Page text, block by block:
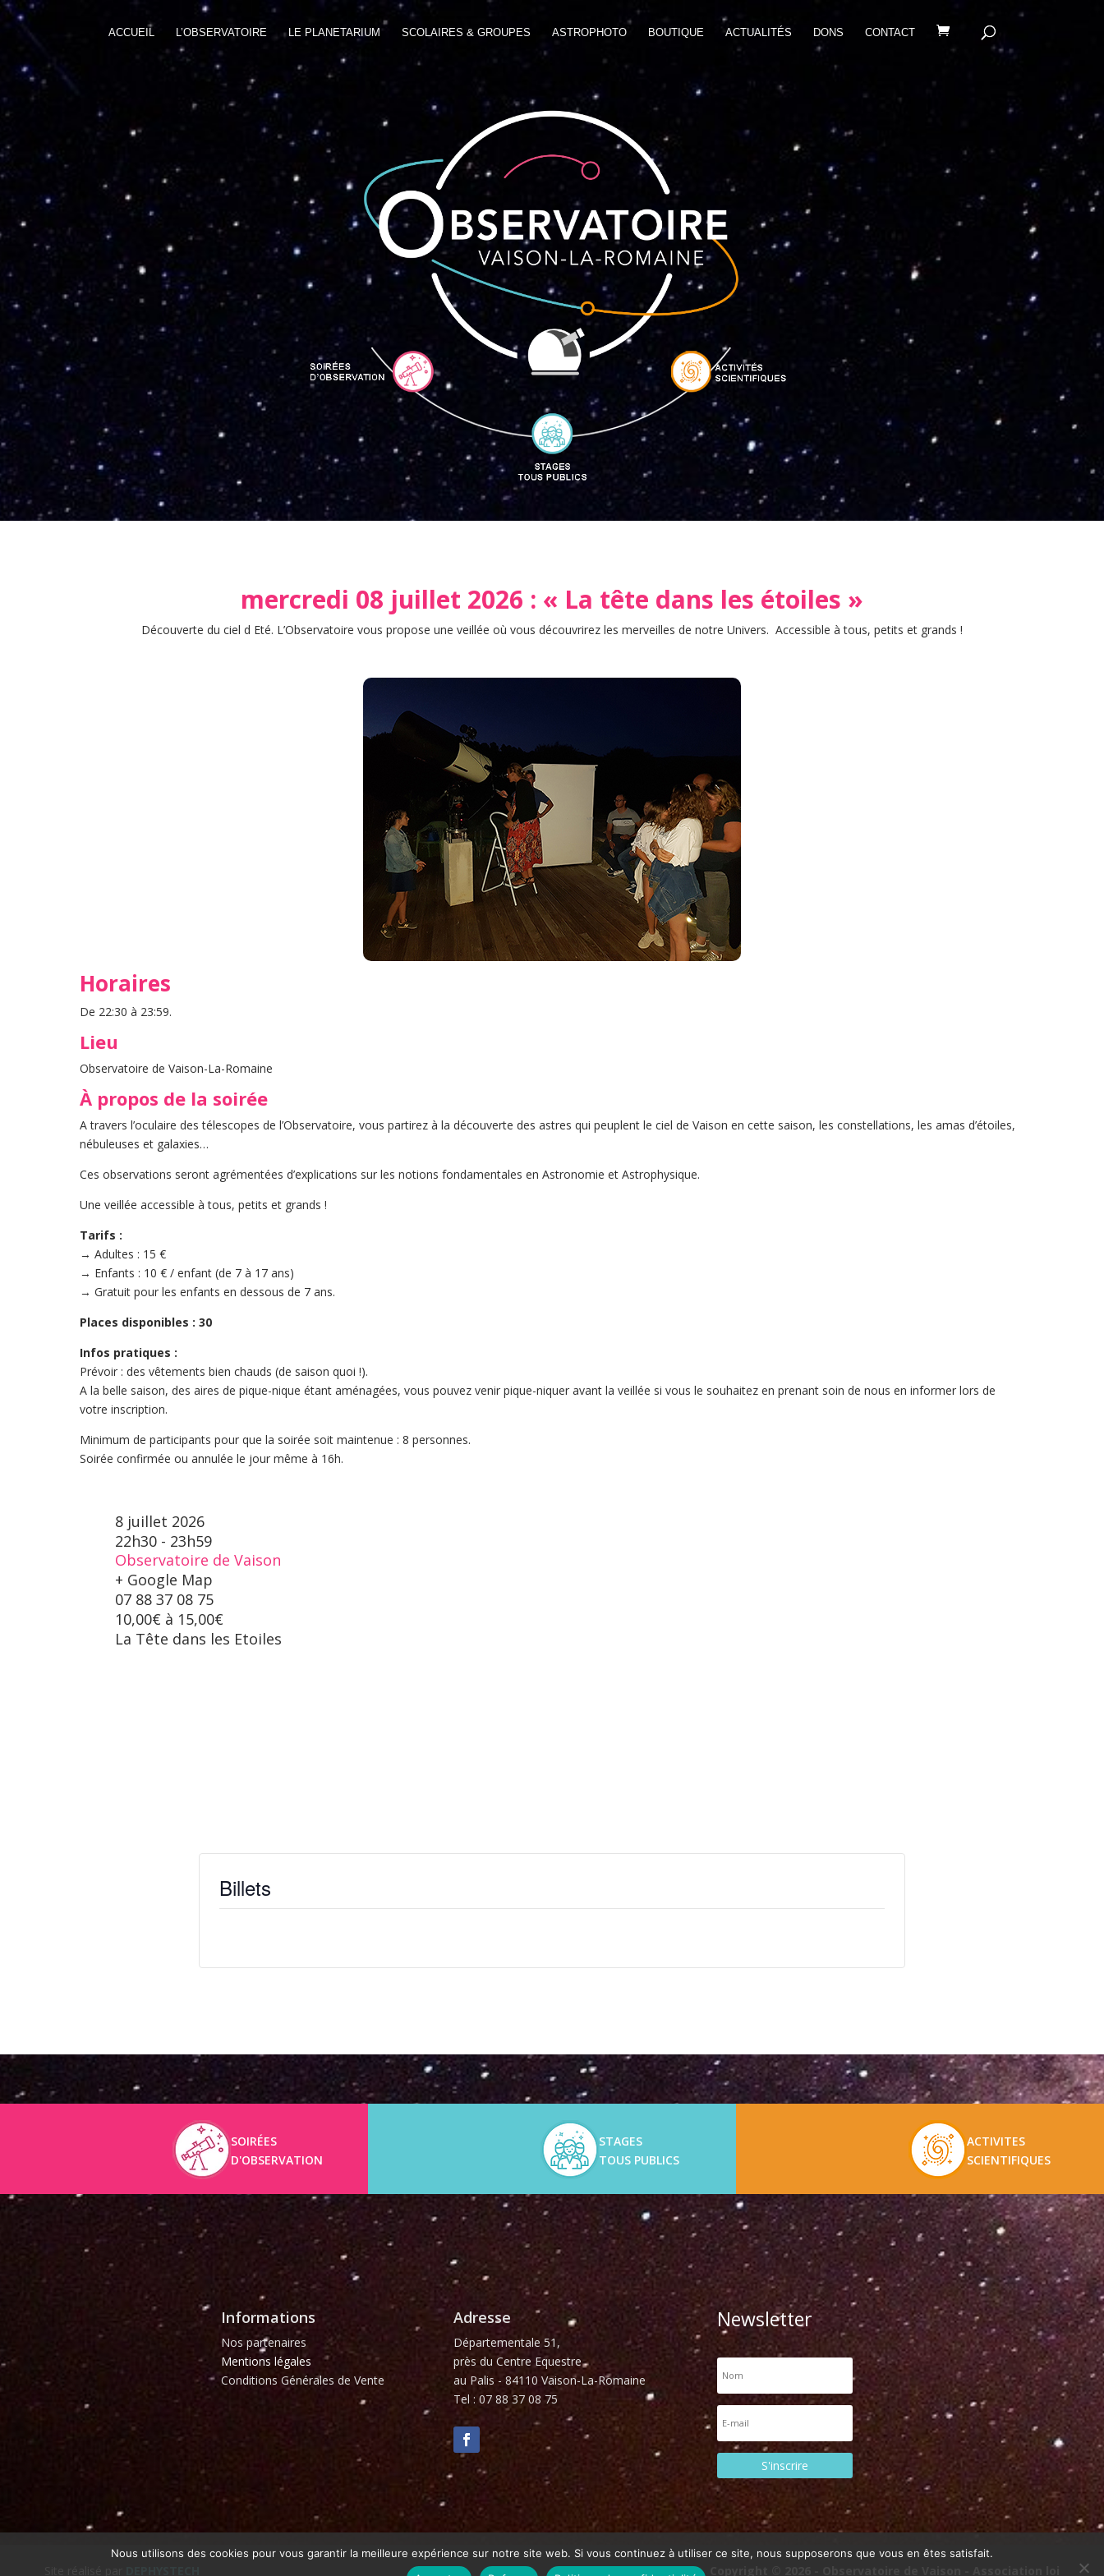
ACCUEIL L’OBSERVATOIRE LE PLANETARIUM SCOLAIRES & GROUPES ASTROPHOTO BOUTIQUE ACTUALITÉS DONS CONTACT
mercredi 08 juillet 2026 : « La tête dans les étoiles »
Découverte du ciel d Eté. L’Observatoire vous propose une veillée où vous découvrirez les merveilles de notre Univers. Accessible à tous, petits et grands !
Horaires
De 22:30 à 23:59.
Lieu
Observatoire de Vaison-La-Romaine
À propos de la soirée
A travers l’oculaire des télescopes de l’Observatoire, vous partirez à la découverte des astres qui peuplent le ciel de Vaison en cette saison, les constellations, les amas d’étoiles,
nébuleuses et galaxies…
Ces observations seront agrémentées d’explications sur les notions fondamentales en Astronomie et Astrophysique.
Une veillée accessible à tous, petits et grands !
Tarifs :
→ Adultes : 15 €
→ Enfants : 10 € / enfant (de 7 à 17 ans)
→ Gratuit pour les enfants en dessous de 7 ans.
Places disponibles : 30
Infos pratiques :
Prévoir : des vêtements bien chauds (de saison quoi !).
A la belle saison, des aires de pique-nique étant aménagées, vous pouvez venir pique-niquer avant la veillée si vous le souhaitez en prenant soin de nous en informer lors de
votre inscription.
Minimum de participants pour que la soirée soit maintenue : 8 personnes.
Soirée confirmée ou annulée le jour même à 16h.
8 juillet 2026
22h30 - 23h59
Observatoire de Vaison
+ Google Map
07 88 37 08 75
10,00€ à 15,00€
La Tête dans les Etoiles
Billets
SOIRÉES
D'OBSERVATION
STAGES
TOUS PUBLICS
ACTIVITES
SCIENTIFIQUES
Informations
Nos partenaires
Mentions légales
Conditions Générales de Vente
Adresse
Départementale 51,
près du Centre Equestre
au Palis - 84110 Vaison-La-Romaine
Tel : 07 88 37 08 75
Newsletter
S'inscrire
Nous utilisons des cookies pour vous garantir la meilleure expérience sur notre site web. Si vous continuez à utiliser ce site, nous supposerons que vous en êtes satisfait.